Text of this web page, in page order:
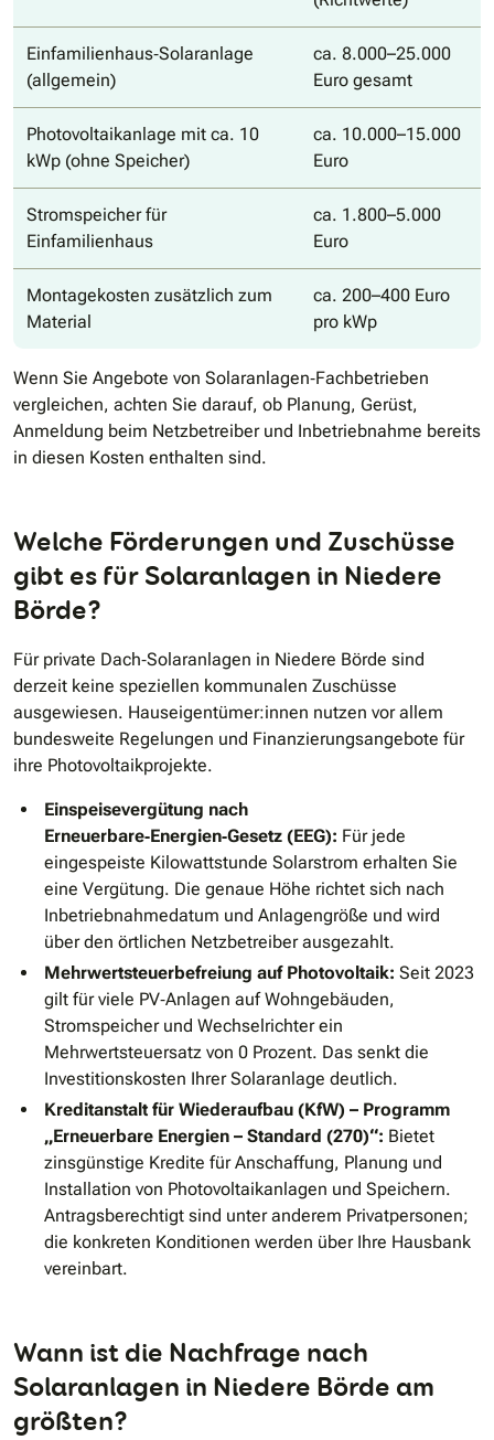
Einfamilienhaus‑Solaranlage
(allgemein)
ca. 8.000–25.000
Euro gesamt
Photovoltaikanlage mit ca. 10
kWp (ohne Speicher)
ca. 10.000–15.000
Euro
Stromspeicher für
Einfamilienhaus
ca. 1.800–5.000
Euro
Montagekosten zusätzlich zum
Material
ca. 200–400 Euro
pro kWp
Wenn Sie Angebote von Solaranlagen‑Fachbetrieben
vergleichen, achten Sie darauf, ob Planung, Gerüst,
Anmeldung beim Netzbetreiber und Inbetriebnahme bereits
in diesen Kosten enthalten sind.
Welche Förderungen und Zuschüsse
gibt es für Solaranlagen in Niedere
Börde?
Für private Dach‑Solaranlagen in Niedere Börde sind
derzeit keine speziellen kommunalen Zuschüsse
ausgewiesen. Hauseigentümer:innen nutzen vor allem
bundesweite Regelungen und Finanzierungsangebote für
ihre Photovoltaikprojekte.
Einspeisevergütung nach
Erneuerbare‑Energien‑Gesetz (EEG): Für jede
eingespeiste Kilowattstunde Solarstrom erhalten Sie
eine Vergütung. Die genaue Höhe richtet sich nach
Inbetriebnahmedatum und Anlagengröße und wird
über den örtlichen Netzbetreiber ausgezahlt.
Mehrwertsteuerbefreiung auf Photovoltaik: Seit 2023
gilt für viele PV‑Anlagen auf Wohngebäuden,
Stromspeicher und Wechselrichter ein
Mehrwertsteuersatz von 0 Prozent. Das senkt die
Investitionskosten Ihrer Solaranlage deutlich.
Kreditanstalt für Wiederaufbau (KfW) – Programm
„Erneuerbare Energien – Standard (270)“: Bietet
zinsgünstige Kredite für Anschaffung, Planung und
Installation von Photovoltaikanlagen und Speichern.
Antragsberechtigt sind unter anderem Privatpersonen;
die konkreten Konditionen werden über Ihre Hausbank
vereinbart.
Wann ist die Nachfrage nach
Solaranlagen in Niedere Börde am
größten?